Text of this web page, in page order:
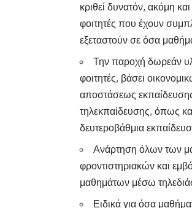
κριθεί δυνατόν, ακόμη
φοιτητές που έχουν
εξεταστούν σε όσα
Την παροχή δωρεάν
φοιτητές, βάσει
αποστάσεως
τηλεκπαίδευσης, όπως
δευτεροβάθμια
Ανάρτηση όλων των
φροντιστηριακών και
μαθημάτων μέσω
Ειδικά για όσα